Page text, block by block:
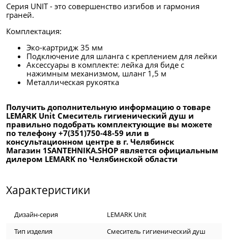
Серия UNIT - это совершенство изгибов и гармония
граней.
Комплектация:
Эко-картридж 35 мм
Подключение для шланга с креплением для лейки
Аксессуары в комплекте: лейка для биде с
нажимным механизмом, шланг 1,5 м
Металлическая рукоятка
Получить дополнительную информацию о товаре
LEMARK Unit Смеситель гигиенический душ и
правильно подобрать комплектующие вы можете
по телефону +7(351)750-48-59 или в
консультационном центре в г. Челябинск
Магазин 1SANTEHNIKA.SHOP является официальным
дилером LEMARK по Челябинской области
Характеристики
Дизайн-серия
LEMARK Unit
Тип изделия
Смеситель гигиенический душ